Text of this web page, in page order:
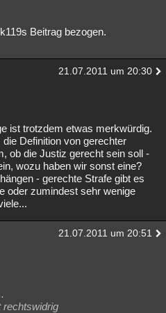
Beitrag bezogen.
21.07.2011 um 20:30
ist trotzdem etwas merkwürdig.
Definition von gerechter
ob die Justiz gerecht sein soll -
wozu haben wir sonst eine?
- gerechte Strafe gibt es
oder zumindest sehr wenige
21.07.2011 um 20:51
rechtswidrig